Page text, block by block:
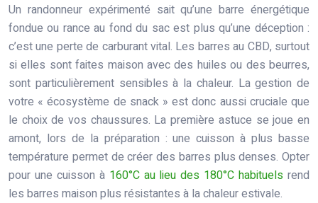
Un randonneur expérimenté sait qu’une barre énergétique
fondue ou rance au fond du sac est plus qu’une déception :
c’est une perte de carburant vital. Les barres au CBD, surtout
si elles sont faites maison avec des huiles ou des beurres,
sont particulièrement sensibles à la chaleur. La gestion de
votre « écosystème de snack » est donc aussi cruciale que
le choix de vos chaussures. La première astuce se joue en
amont, lors de la préparation : une cuisson à plus basse
température permet de créer des barres plus denses. Opter
pour une cuisson à 160°C au lieu des 180°C habituels rend
les barres maison plus résistantes à la chaleur estivale.